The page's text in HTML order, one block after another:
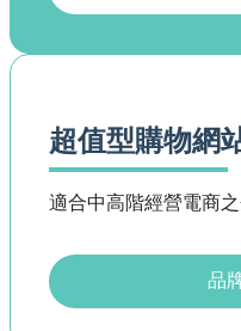
超值型購物網
適合中高階經營電商之
品